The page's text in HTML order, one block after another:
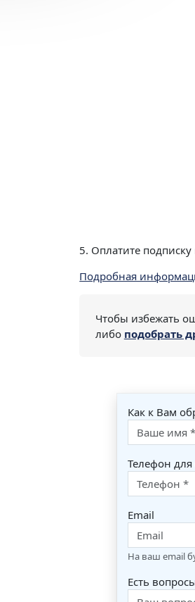
5. Оплатите
Подробная
Чтобы избежать
либо подобрать
Как к Вам
Телефон для
Email
На ваш email
Есть